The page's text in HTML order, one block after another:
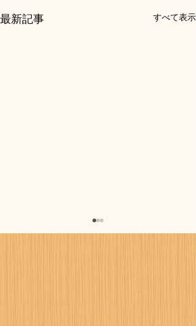
最新記事 すべて表示